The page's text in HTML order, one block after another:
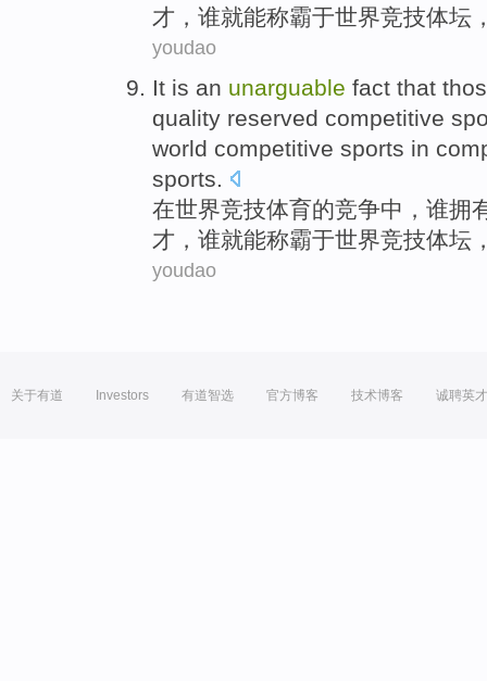
才 ，谁就能称霸于世界竞技体坛
youdao
It is an unarguable fact that
quality reserved competitive
world competitive sports in
sports.
在世界竞技体育的竞争中， 谁拥
才 ，谁就能称霸于世界竞技体坛
youdao
关于有道 Investors 有道智选 官方博客 技术博客 诚聘英才